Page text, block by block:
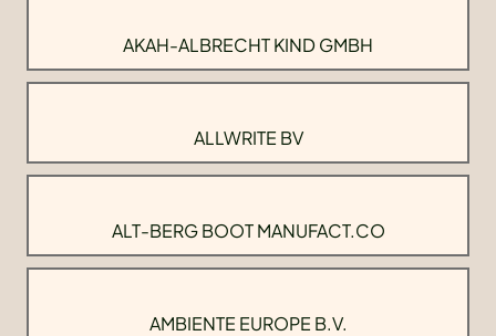
AKAH-ALBRECHT KIND GMBH
ALLWRITE BV
ALT-BERG BOOT MANUFACT.CO
AMBIENTE EUROPE B.V.